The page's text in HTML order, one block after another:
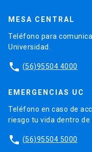
MESA CENTRAL
Teléfono para
Universidad.
phone (56)95504 4000
EMERGENCIAS UC
Teléfono en caso de
riesgo tu vida dentro de
phone (56)95504 5000